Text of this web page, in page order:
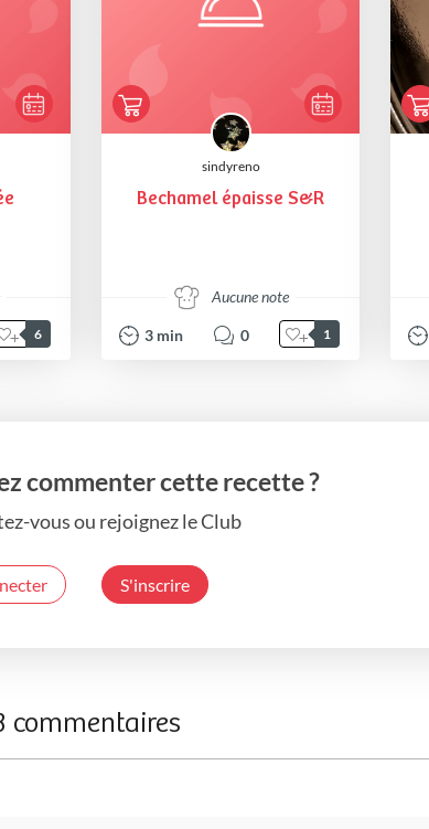
6
sindyreno
Bechamel épaisse S&R
Aucune note
3 min 0 1
commenter cette recette ?
vous ou rejoignez le Club
S'inscrire
commentaires